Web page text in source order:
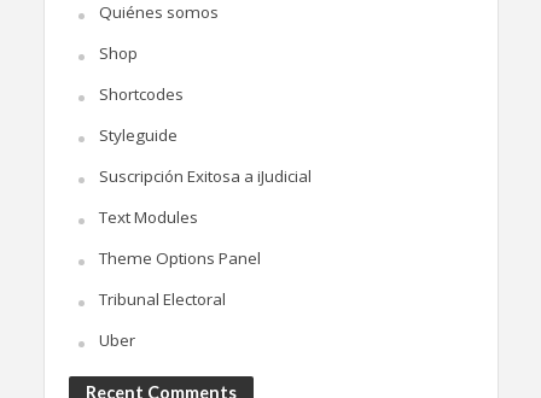
Quiénes somos
Shop
Shortcodes
Styleguide
Suscripción Exitosa a iJudicial
Text Modules
Theme Options Panel
Tribunal Electoral
Uber
Recent Comments